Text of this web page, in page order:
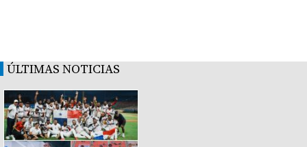
ÚLTIMAS NOTICIAS